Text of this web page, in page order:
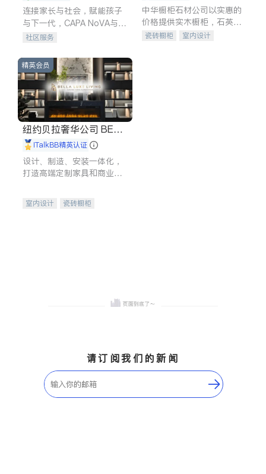
连接家长与社会，赋能孩子
与下一代，CAPA NoVA与您
携手建设包容、公平、充满
社区服务
中华橱柜石材公司以实惠的
价格提供实木橱柜，石英石
台面，多种优质不锈钢水
瓷砖橱柜
室内设计
精英会员
纽约贝拉奢华公司 BELL
A LUXE
iTalkBB精英认证
设计、制造、安装一体化，
打造高端定制家具和商业空
室内设计
瓷砖橱柜
请订阅我们的新闻